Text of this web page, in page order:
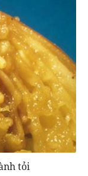
tỏi